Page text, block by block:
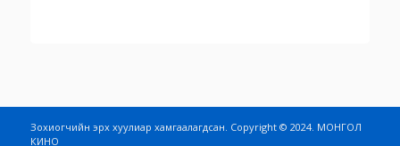
Зохиогчийн эрх хуулиар хамгаалагдсан. Copyright © 2024. МОНГОЛ
КИНО